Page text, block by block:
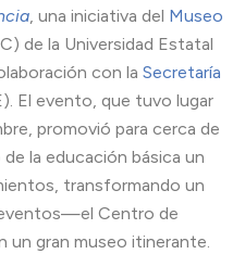
, una iniciativa del Museo
de la Universidad Estatal
con la Secretaría
El evento, que tuvo lugar
promovió para cerca de
la educación básica un
transformando un
Centro de
gran museo itinerante.